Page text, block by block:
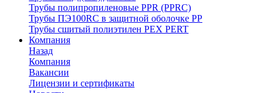
Трубы полипропиленовые PPR (PPRC)
Трубы ПЭ100RC в защитной оболочке PP
Трубы сшитый полиэтилен PEX PERT
Компания
Назад
Компания
Вакансии
Лицензии и сертификаты